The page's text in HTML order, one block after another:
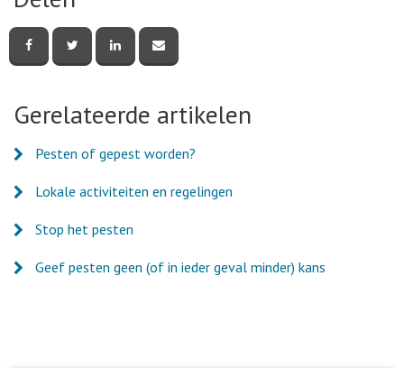
deze
pagina
deze
pagina
deze
pagina
deze
pagina
mail
Gerelateerde artikelen
Pesten of gepest worden?
Lokale activiteiten en regelingen
Stop het pesten
Geef pesten geen (of in ieder geval minder) kans